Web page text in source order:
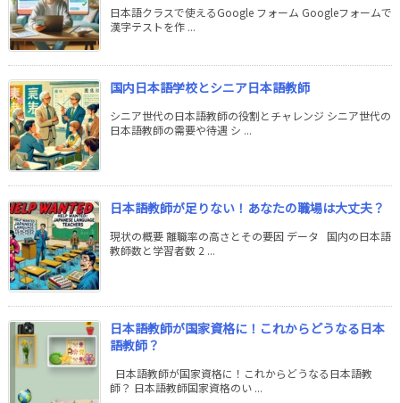
日本語クラスで使えるGoogle フォーム Googleフォームで
漢字テストを作 ...
国内日本語学校とシニア日本語教師
シニア世代の日本語教師の役割とチャレンジ シニア世代の
日本語教師の需要や待遇 シ ...
日本語教師が足りない！あなたの職場は大丈夫？
現状の概要 離職率の高さとその要因 データ 国内の日本語
教師数と学習者数 2 ...
日本語教師が国家資格に！これからどうなる日本
語教師？
日本語教師が国家資格に！これからどうなる日本語教
師？ 日本語教師国家資格のい ...